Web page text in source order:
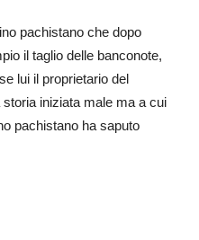
pachistano che dopo
il taglio delle banconote,
lui il proprietario del
iniziata male ma a cui
pachistano ha saputo